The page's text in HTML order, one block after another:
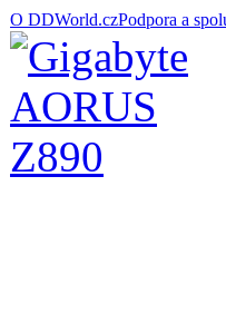
O DDWorld.czPodpora a